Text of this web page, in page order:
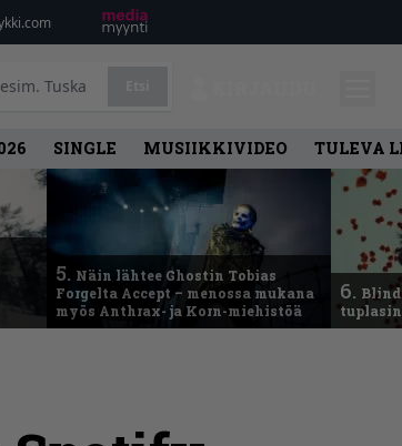
SINGLE MUSIIKKIVIDEO TULEVA
5. Näin lähtee Ghostin Tobias
Forgelta Accept – menossa mukana
myös Anthrax- ja Korn-miehistöä
6.